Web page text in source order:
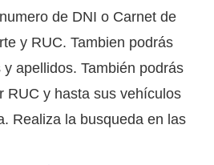
de DNI o Carnet de
y RUC. Tambien podrás
apellidos. También podrás
RUC y hasta sus vehículos
Realiza la busqueda en las